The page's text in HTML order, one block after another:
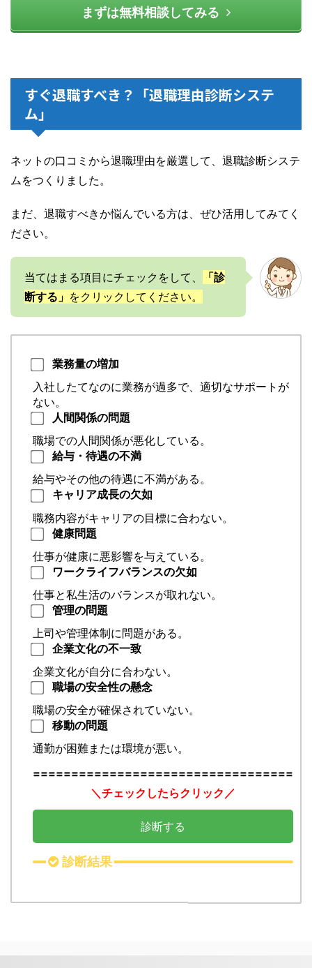
まずは無料相談してみる
すぐ退職すべき？「退職理由診断システ
ム」
ネットの口コミから退職理由を厳選して、退職診断システ
ムをつくりました。
まだ、退職すべきか悩んでいる方は、ぜひ活用してみてく
ださい。
当てはまる項目にチェックをして、
「診
断する」 をクリックしてください。
業務量の増加
入社したてなのに業務が過多で、適切なサポートが
ない。
人間関係の問題
職場での人間関係が悪化している。
給与・待遇の不満
給与やその他の待遇に不満がある。
キャリア成長の欠如
職務内容がキャリアの目標に合わない。
健康問題
仕事が健康に悪影響を与えている。
ワークライフバランスの欠如
仕事と私生活のバランスが取れない。
管理の問題
上司や管理体制に問題がある。
企業文化の不一致
企業文化が自分に合わない。
職場の安全性の懸念
職場の安全が確保されていない。
移動の問題
通勤が困難または環境が悪い。
==================================
＼チェックしたらクリック／
診断する
診断結果